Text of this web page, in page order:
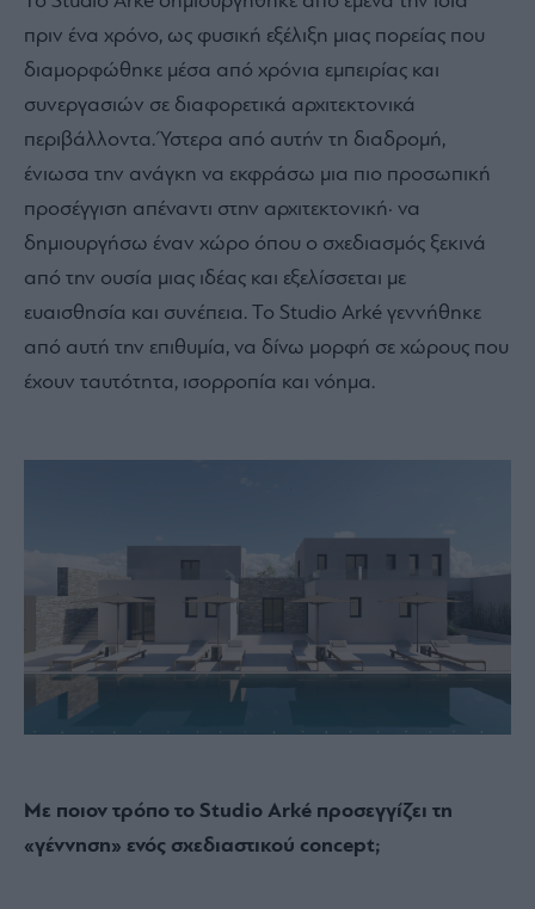
πριν ένα χρόνο, ως φυσική εξέλιξη μιας πορείας που
διαμορφώθηκε μέσα από χρόνια εμπειρίας και
συνεργασιών σε διαφορετικά αρχιτεκτονικά
περιβάλλοντα. Ύστερα από αυτήν τη διαδρομή,
ένιωσα την ανάγκη να εκφράσω μια πιο προσωπική
προσέγγιση απέναντι στην αρχιτεκτονική· να
δημιουργήσω έναν χώρο όπου ο σχεδιασμός ξεκινά
από την ουσία μιας ιδέας και εξελίσσεται με
ευαισθησία και συνέπεια. Το Studio Arké γεννήθηκε
από αυτή την επιθυμία, να δίνω μορφή σε χώρους που
έχουν ταυτότητα, ισορροπία και νόημα.
Με ποιον τρόπο το Studio Arké προσεγγίζει τη
«γέννηση» ενός σχεδιαστικού concept;